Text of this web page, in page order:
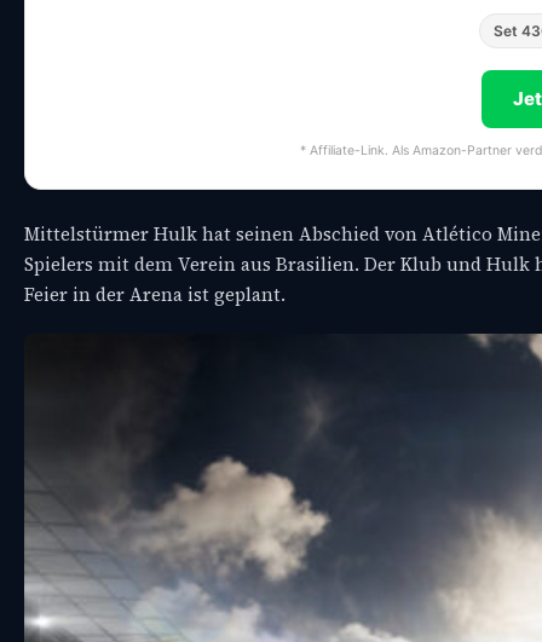
Set
* Affiliate-Link. Als Amazon-Partner
Mittelstürmer Hulk hat seinen Abschied von Atlético
Spielers mit dem Verein aus Brasilien. Der Klub und
Feier in der Arena ist geplant.